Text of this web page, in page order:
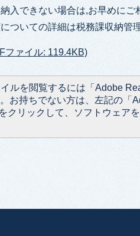
入できない場合は,お早めにご
ついての詳細は税務課収納管
ファイル: 119.4KB)
ルを閲覧するには「Adobe
お持ちでない方は、左記の「
クリックして、ソフトウェア